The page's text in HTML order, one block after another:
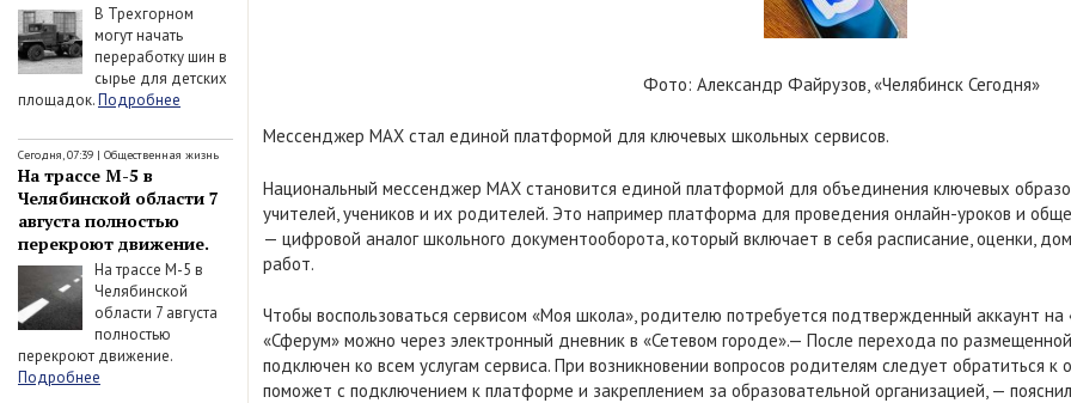
В Трехгорном
могут начать
переработку шин в
сырье для детских
площадок.Подробнее
Сегодня, 07:39 | Общественная жизнь
На трассе М-5 в
Челябинской области 7
августа полностью
перекроют движение.
На трассе М-5 в
Челябинской
области 7 августа
полностью
перекроют движение.
Подробнее
Фото: Александр Файрузов, «Челябинск Сегодня»
Мессенджер MAX стал единой платформой для ключевых школьных сервисов.
Национальный мессенджер MAX становится единой платформой для объединения ключевых
учителей, учеников и их родителей. Это например платформа для проведения онлайн-уроков и
— цифровой аналог школьного документооборота, который включает в себя расписание, оценки,
работ.
Чтобы воспользоваться сервисом «Моя школа», родителю потребуется подтвержденный аккаунт на
«Сферум» можно через электронный дневник в «Сетевом городе».— После перехода по
подключен ко всем услугам сервиса. При возникновении вопросов родителям следует обратиться к
поможет с подключением к платформе и закреплением за образовательной организацией, —